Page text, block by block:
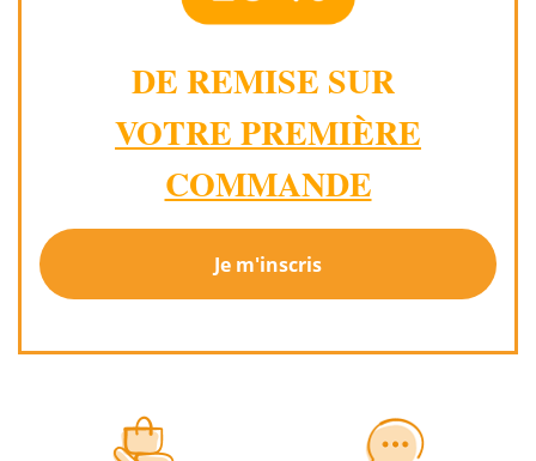
DE REMISE SUR
VOTRE PREMIÈRE
COMMANDE
Je m'inscris